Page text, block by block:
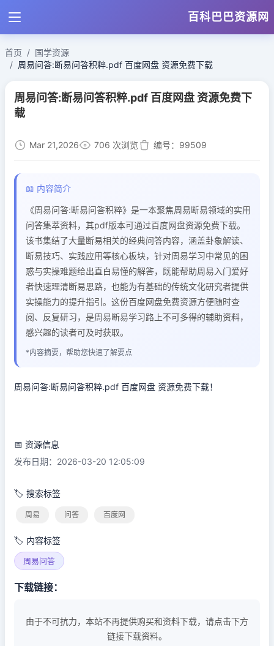
百科巴巴资源网
首页
国学资源
周易问答:断易问答积粹.pdf 百度网盘 资源免费下载
周易问答:断易问答积粹.pdf 百度网盘 资源免费下
载
Mar 21,2026 706 次浏览 编号：99509
📖 内容简介
《周易问答:断易问答积粹》是一本聚焦周易断易领域的实用
问答集萃资料，其pdf版本可通过百度网盘资源免费下载。
该书集结了大量断易相关的经典问答内容，涵盖卦象解读、
断易技巧、实践应用等核心板块，针对周易学习中常见的困
惑与实操难题给出直白易懂的解答，既能帮助周易入门爱好
者快速理清断易思路，也能为有基础的传统文化研究者提供
实操能力的提升指引。这份百度网盘免费资源方便随时查
阅、反复研习，是周易断易学习路上不可多得的辅助资料，
感兴趣的读者可及时获取。
*内容摘要，帮助您快速了解要点
周易问答:断易问答积粹.pdf 百度网盘 资源免费下载！
📅 资源信息
发布日期：2026-03-20 12:05:09
🏷️ 搜索标签
周易 问答 百度网
🏷️ 内容标签
周易问答
下载链接：
由于不可抗力，本站不再提供购买和资料下载，请点击下方
链接下载资料。